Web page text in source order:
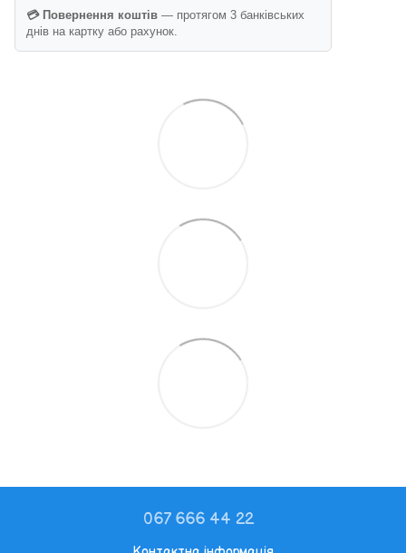
💳 Повернення коштів — протягом 3 банківських
днів на картку або рахунок.
067 666 44 22